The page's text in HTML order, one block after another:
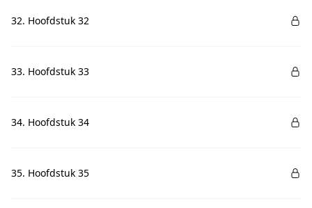
32. Hoofdstuk 32
33. Hoofdstuk 33
34. Hoofdstuk 34
35. Hoofdstuk 35